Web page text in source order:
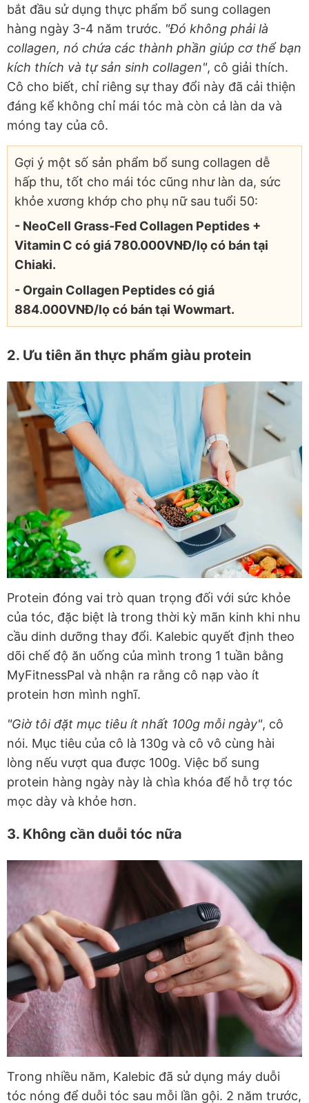
bắt đầu sử dụng thực phẩm bổ sung collagen
hàng ngày 3-4 năm trước. "Đó không phải là
collagen, nó chứa các thành phần giúp cơ thể bạn
kích thích và tự sản sinh collagen", cô giải thích.
Cô cho biết, chỉ riêng sự thay đổi này đã cải thiện
đáng kể không chỉ mái tóc mà còn cả làn da và
móng tay của cô.
Gợi ý một số sản phẩm bổ sung collagen dễ
hấp thu, tốt cho mái tóc cũng như làn da, sức
khỏe xương khớp cho phụ nữ sau tuổi 50:
- NeoCell Grass‑Fed Collagen Peptides +
Vitamin C có giá 780.000VNĐ/lọ có bán tại
Chiaki.
- Orgain Collagen Peptides có giá
884.000VNĐ/lọ có bán tại Wowmart.
2. Ưu tiên ăn thực phẩm giàu protein
Protein đóng vai trò quan trọng đối với sức khỏe
của tóc, đặc biệt là trong thời kỳ mãn kinh khi nhu
cầu dinh dưỡng thay đổi. Kalebic quyết định theo
dõi chế độ ăn uống của mình trong 1 tuần bằng
MyFitnessPal và nhận ra rằng cô nạp vào ít
protein hơn mình nghĩ.
"Giờ tôi đặt mục tiêu ít nhất 100g mỗi ngày", cô
nói. Mục tiêu của cô là 130g và cô vô cùng hài
lòng nếu vượt qua được 100g. Việc bổ sung
protein hàng ngày này là chìa khóa để hỗ trợ tóc
mọc dày và khỏe hơn.
3. Không cần duỗi tóc nữa
Trong nhiều năm, Kalebic đã sử dụng máy duỗi
tóc nóng để duỗi tóc sau mỗi lần gội. 2 năm trước,